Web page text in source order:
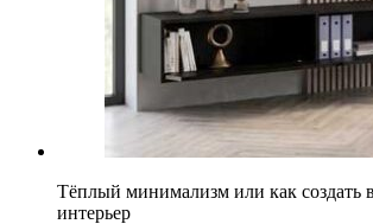
Тёплый минимализм или как создать
интерьер